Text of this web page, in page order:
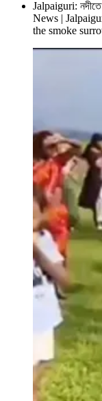
Jalpaiguri: নদীতে
News |
the smoke